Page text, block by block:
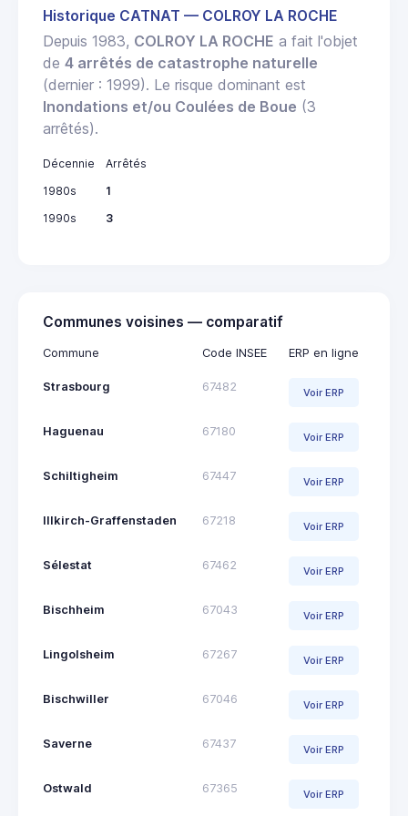
Historique CATNAT — COLROY LA ROCHE
Depuis 1983, COLROY LA ROCHE a fait l'objet
de 4 arrêtés de catastrophe naturelle
(dernier : 1999). Le risque dominant est
Inondations et/ou Coulées de Boue (3
arrêtés).
Décennie
Arrêtés
1980s
1
1990s
3
Communes voisines — comparatif
Commune Code INSEE ERP en ligne
Strasbourg 67482 Voir ERP
Haguenau 67180 Voir ERP
Schiltigheim 67447 Voir ERP
Illkirch-Graffenstaden 67218 Voir ERP
Sélestat 67462 Voir ERP
Bischheim 67043 Voir ERP
Lingolsheim 67267 Voir ERP
Bischwiller 67046 Voir ERP
Saverne 67437 Voir ERP
Ostwald 67365 Voir ERP